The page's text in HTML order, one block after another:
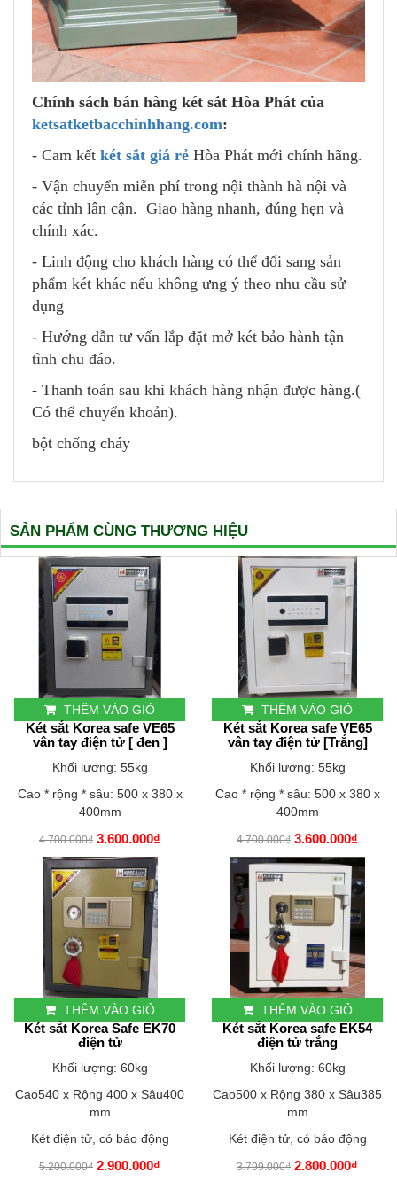
Chính sách bán hàng két sắt Hòa Phát của
ketsatketbacchinhhang.com:
- Cam kết két sắt giá rẻ Hòa Phát mới chính hãng.
- Vận chuyển miễn phí trong nội thành hà nội và
các tỉnh lân cận. Giao hàng nhanh, đúng hẹn và
chính xác.
- Linh động cho khách hàng có thể đổi sang sản
phẩm két khác nếu không ưng ý theo nhu cầu sử
dụng
- Hướng dẫn tư vấn lắp đặt mở két bảo hành tận
tình chu đáo.
- Thanh toán sau khi khách hàng nhận được hàng.(
Có thể chuyển khoản).
bột chống cháy
SẢN PHẨM CÙNG THƯƠNG HIỆU
THÊM VÀO GIỎ
Két sắt Korea safe VE65
vân tay điện tử [ đen ]
Khối lượng: 55kg
Cao * rộng * sâu: 500 x 380 x
400mm
4.700.000₫ 3.600.000₫
THÊM VÀO GIỎ
Két sắt Korea safe VE65
vân tay điện tử [Trắng]
Khối lượng: 55kg
Cao * rộng * sâu: 500 x 380 x
400mm
4.700.000₫ 3.600.000₫
THÊM VÀO GIỎ
Két sắt Korea Safe EK70
điện tử
Khối lượng: 60kg
Cao540 x Rộng 400 x Sâu400
mm
Két điện tử, có báo động
5.200.000₫ 2.900.000₫
THÊM VÀO GIỎ
Két sắt Korea safe EK54
điện tử trắng
Khối lượng: 60kg
Cao500 x Rộng 380 x Sâu385
mm
Két điện tử, có báo động
3.799.000₫ 2.800.000₫